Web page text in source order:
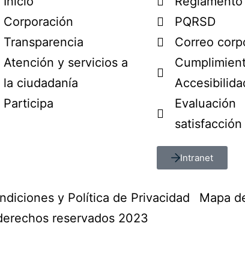
Corporación
Transparencia
Atención y servicios a
la ciudadanía
Participa
PQRSD
Correo
Evaluación
Intranet
y Política de Privacidad
Mapa
reservados 2023